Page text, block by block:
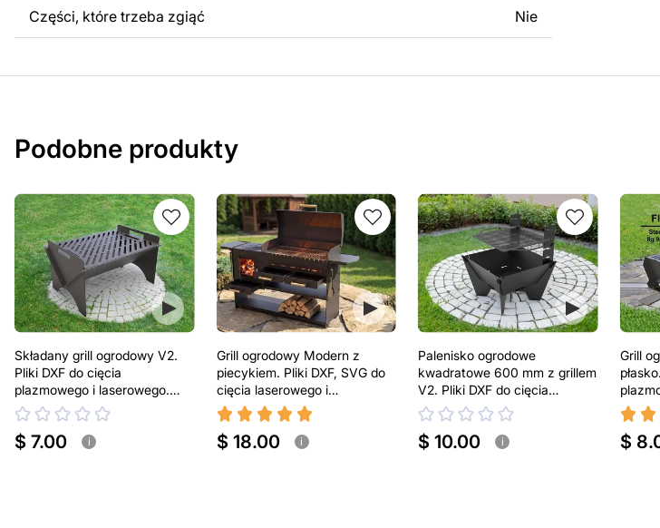
Części, które trzeba zgiąć Nie
Podobne produkty
Składany grill ogrodowy V2.
Pliki DXF do cięcia
plazmowego i laserowego.
Przenośny grill BBQ
$ 7.00 i
Grill ogrodowy Modern z
piecykiem. Pliki DXF, SVG do
cięcia laserowego i
plazmowego
$ 18.00 i
Palenisko ogrodowe
kwadratowe 600 mm z grillem
V2. Pliki DXF do cięcia
plazmowego i laserowego
$ 10.00 i
Grill
$